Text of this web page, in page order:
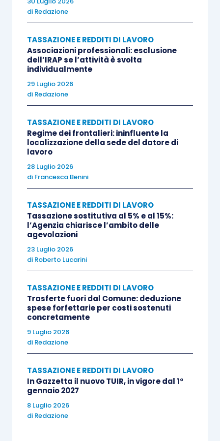
maturazione annuale e termine di
questo piano di incentivazione è rivolto
solo ai dipendenti della Casa madre
in Francia. Pertanto, implicazioni fiscali in
Italia si pongono in relazione al compenso
«percepito dai dipendenti che hanno
lavorato in Francia nell’anno n e che,
nell’anno del versamento del premio (n+ 1)
lavorano in Italia, per il tramite dell’istituto
del distacco o di un contratto locale con
l’Istante».
Con riferimento al piano Alfa, premesso che
l’istante dichiara di provvedere al pagamento di
tutti i compensi anche nei confronti dei soggetti
distaccati in Italia:
nel caso in cui le azioni gratuite siano
assegnate ai lavoratori che, al momento
della relativa percezione, risultano
fiscalmente residenti in Italia, il relativo
dipendente e l’istante, in qualità di
sostituto d’imposta, dovrà applicare su
tale valore la ritenuta alla fonte di cui
all’art. 23, D.P.R. n. 600/1973. In relazione a
di Redazione
TASSAZIONE E REDDITI DI LAVORO
Associazioni professionali: esclusione
dell’IRAP se l’attività è svolta
individualmente
29 Luglio 2026
di Redazione
TASSAZIONE E REDDITI DI LAVORO
Regime dei frontalieri: ininfluente la
localizzazione della sede del datore di
lavoro
28 Luglio 2026
di Francesca Benini
TASSAZIONE E REDDITI DI LAVORO
Tassazione sostitutiva al 5% e al 15%:
l’Agenzia chiarisce l’ambito delle
agevolazioni
23 Luglio 2026
di Roberto Lucarini
TASSAZIONE E REDDITI DI LAVORO
Trasferte fuori dal Comune: deduzione
spese forfettarie per costi sostenuti
concretamente
9 Luglio 2026
di Redazione
TASSAZIONE E REDDITI DI LAVORO
In Gazzetta il nuovo TUIR, in vigore dal 1°
gennaio 2027
8 Luglio 2026
di Redazione